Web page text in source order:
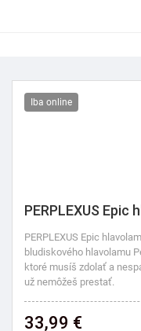
Iba online
PERPLEXUS Epic
PERPLEXUS Epic
bludiskového hlavolamu
ktoré musíš zdolať a
už nemôžeš prestať.
33,99 €